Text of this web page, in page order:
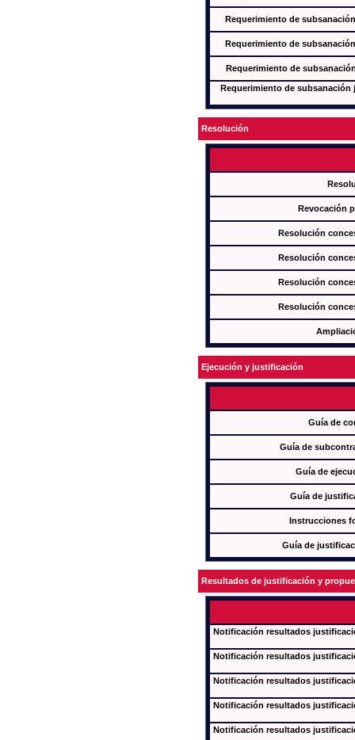
Requerimiento de
Requerimiento de
Requerimiento de
Requerimiento de
Resolución
Revocación
Resolución
Resolución
Resolución
Resolución
Ejecución y justificación
Guía de
Guía de
Guía de
Guía de
Instrucciones
Guía de
Resultados de justificación y
Notificación resultados
Notificación resultados
Notificación resultados
Notificación resultados
Notificación resultados